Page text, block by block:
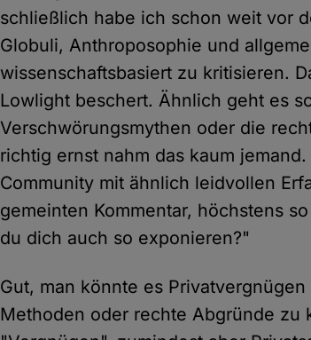
schließlich habe ich schon weit vor
Globuli, Anthroposophie und
wissenschaftsbasiert zu kritisieren.
Lowlight beschert. Ähnlich geht es
Verschwörungsmythen oder die
richtig ernst nahm das kaum
Community mit ähnlich leidvollen
gemeinten Kommentar, höchstens
du dich auch so exponieren?"
Gut, man könnte es
Methoden oder rechte Abgründe